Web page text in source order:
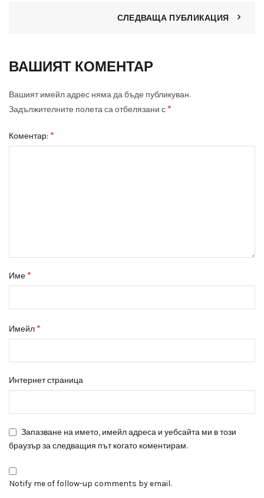
СЛЕДВАЩА ПУБЛИКАЦИЯ
ВАШИЯТ КОМЕНТАР
Вашият имейл адрес няма да бъде публикуван.
Задължителните полета са отбелязани с *
Коментар: *
Име *
Имейл *
Интернет страница
Запазване на името, имейл адреса и уебсайта ми в този
браузър за следващия път когато коментирам.
Notify me of follow-up comments by email.